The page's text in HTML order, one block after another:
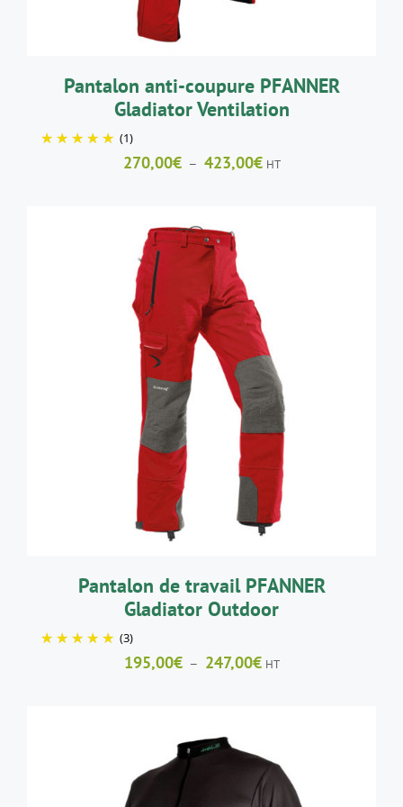
PEUVENT
LA
PAGE
DU
Pantalon anti-coupure PFANNER
Gladiator Ventilation
(1)
270,00€ – 423,00€Plage
HT
CHOIX DES OPTIONS CE
PRODUIT
A
PLUSIEURS
VARIATIONS.
LES
OPTIONS
PEUVENT
ÊTRE
LA
PAGE
DU
DÉTAILS
Pantalon de travail PFANNER
Gladiator Outdoor
(3)
195,00€ – 247,00€Plage
247,00€
HT